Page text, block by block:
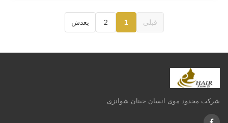
قبلی 1
2 بعدش
شرکت محدود موی انسان جینان شوانزی